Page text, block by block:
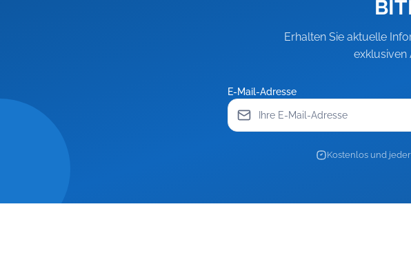
Erhalten Sie aktuelle
exklusiven
E-Mail-Adresse
Kostenlos und